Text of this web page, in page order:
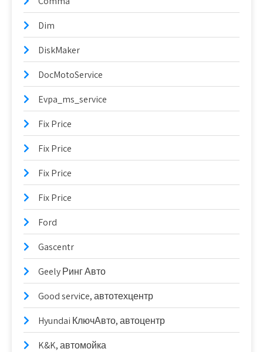
Dim
DiskMaker
DocMotoService
Evpa_ms_service
Fix Price
Fix Price
Fix Price
Fix Price
Ford
Gascentr
Geely Ринг Авто
Good serviсe, автотехцентр
Hyundai КлючАвто, автоцентр
K&K, автомойка